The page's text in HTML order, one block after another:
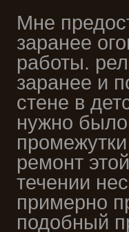
Мне
заранее
работы.
заранее и
стене в
нужно было
ремонт
течении
примерно
подобный